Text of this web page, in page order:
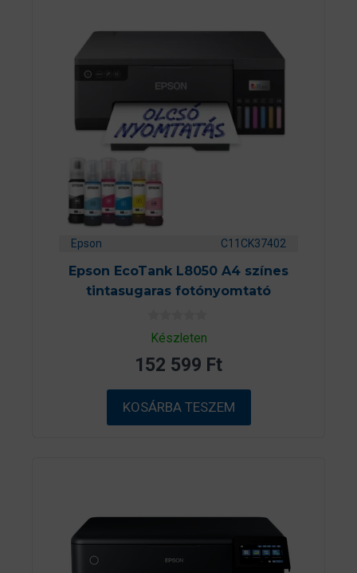
Epson C11CK37402
Epson EcoTank L8050 A4 színes
tintasugaras fotónyomtató
0
a
5
b
ő
l
Készleten
152 599 Ft
KOSÁRBA TESZEM